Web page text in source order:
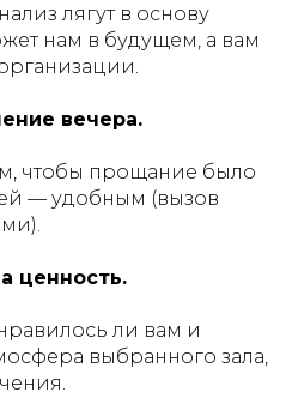
лягут в основу
нам в будущем, а вам
вечера.
чтобы прощание было
— удобным (вызов
ценность.
ли вам и
выбранного зала,